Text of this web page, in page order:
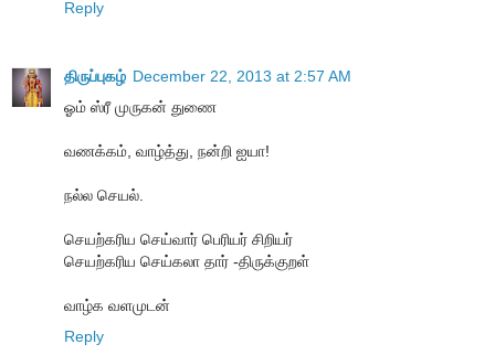
Reply
திருப்புகழ் December 22, 2013 at 2:57 AM
ஓம் ஸ்ரீ முருகன் துணை
வணக்கம், வாழ்த்து, நன்றி ஐயா!
நல்ல செயல்.
செயற்கரிய செய்வார் பெரியர் சிறியர்
செயற்கரிய செய்கலா தார் -திருக்குறள்
வாழ்க வளமுடன்
Reply